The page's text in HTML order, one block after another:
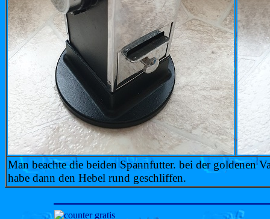
Man beachte die beiden Spannfutter. bei der goldenen
habe dann den Hebel rund geschliffen.